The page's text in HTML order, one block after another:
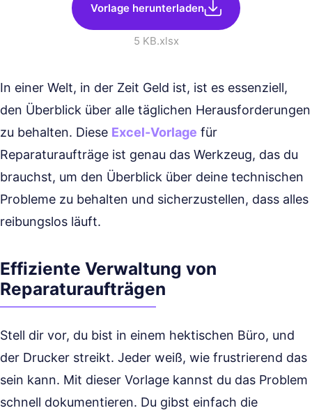
Vorlage herunterladen
5 KB.xlsx
In einer Welt, in der Zeit Geld ist, ist es essenziell,
den Überblick über alle täglichen Herausforderungen
zu behalten. Diese Excel-Vorlage für
Reparaturaufträge ist genau das Werkzeug, das du
brauchst, um den Überblick über deine technischen
Probleme zu behalten und sicherzustellen, dass alles
reibungslos läuft.
Effiziente Verwaltung von
Reparaturaufträgen
Stell dir vor, du bist in einem hektischen Büro, und
der Drucker streikt. Jeder weiß, wie frustrierend das
sein kann. Mit dieser Vorlage kannst du das Problem
schnell dokumentieren. Du gibst einfach die